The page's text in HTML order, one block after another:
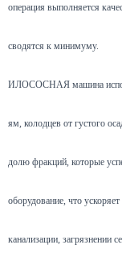
операция выполняется
сводятся к минимуму.
ИЛОСОСНАЯ машина
ям, колодцев от густого
долю фракций, которые
оборудование, что
канализации, загрязнении